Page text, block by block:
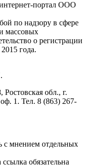
портал ООО
по надзору в сфере
массовых
о регистрации
года.
обл., г.
1. Тел. 8 (863) 267-
с мнением отдельных
обязательна